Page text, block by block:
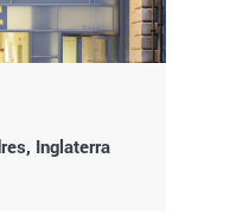
Inglaterra